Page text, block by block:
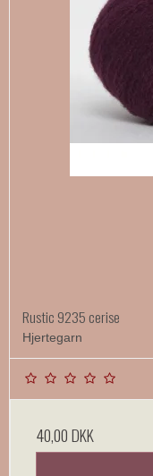
Rustic 9235 cerise
Hjertegarn
40,00 DKK